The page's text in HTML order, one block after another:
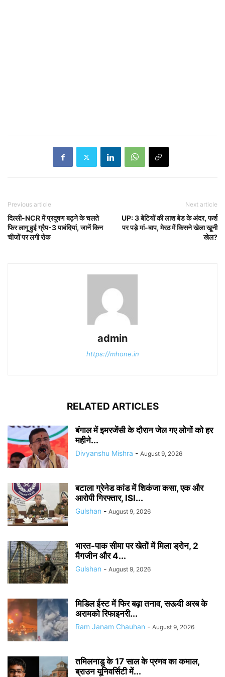
Previous article
दिल्ली-NCR में प्रदूषण बढ़ने के चलते
फिर लागू हुई ग्रैप-3 पाबंदियां, जानें किन
चीजों पर लगी रोक
Next article
UP: 3 बेटियों की लाश बेड के अंदर, फर्श
पर पड़े मां-बाप, मेरठ में किसने खेला खूनी
खेल?
admin
https://mhone.in
RELATED ARTICLES
बंगाल में इमरजेंसी के दौरान जेल गए लोगों को हर
महीने...
Divyanshu Mishra - August 9, 2026
बटाला ग्रेनेड कांड में शिकंजा कसा, एक और
आरोपी गिरफ्तार, ISI...
Gulshan - August 9, 2026
भारत-पाक सीमा पर खेतों में मिला ड्रोन, 2
मैगजीन और 4...
Gulshan - August 9, 2026
मिडिल ईस्ट में फिर बढ़ा तनाव, सऊदी अरब के
अरामको रिफाइनरी...
Ram Janam Chauhan - August 9, 2026
तमिलनाडु के 17 साल के प्रणव का कमाल,
ब्राउन यूनिवर्सिटी में...